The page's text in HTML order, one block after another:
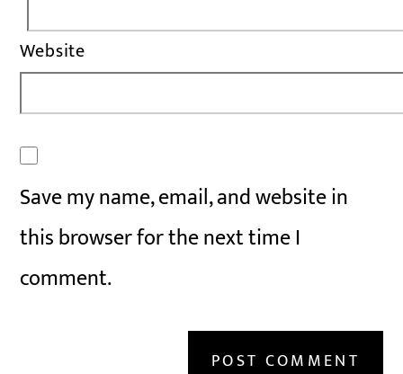
Website
Save my name, email, and website in
this browser for the next time I
comment.